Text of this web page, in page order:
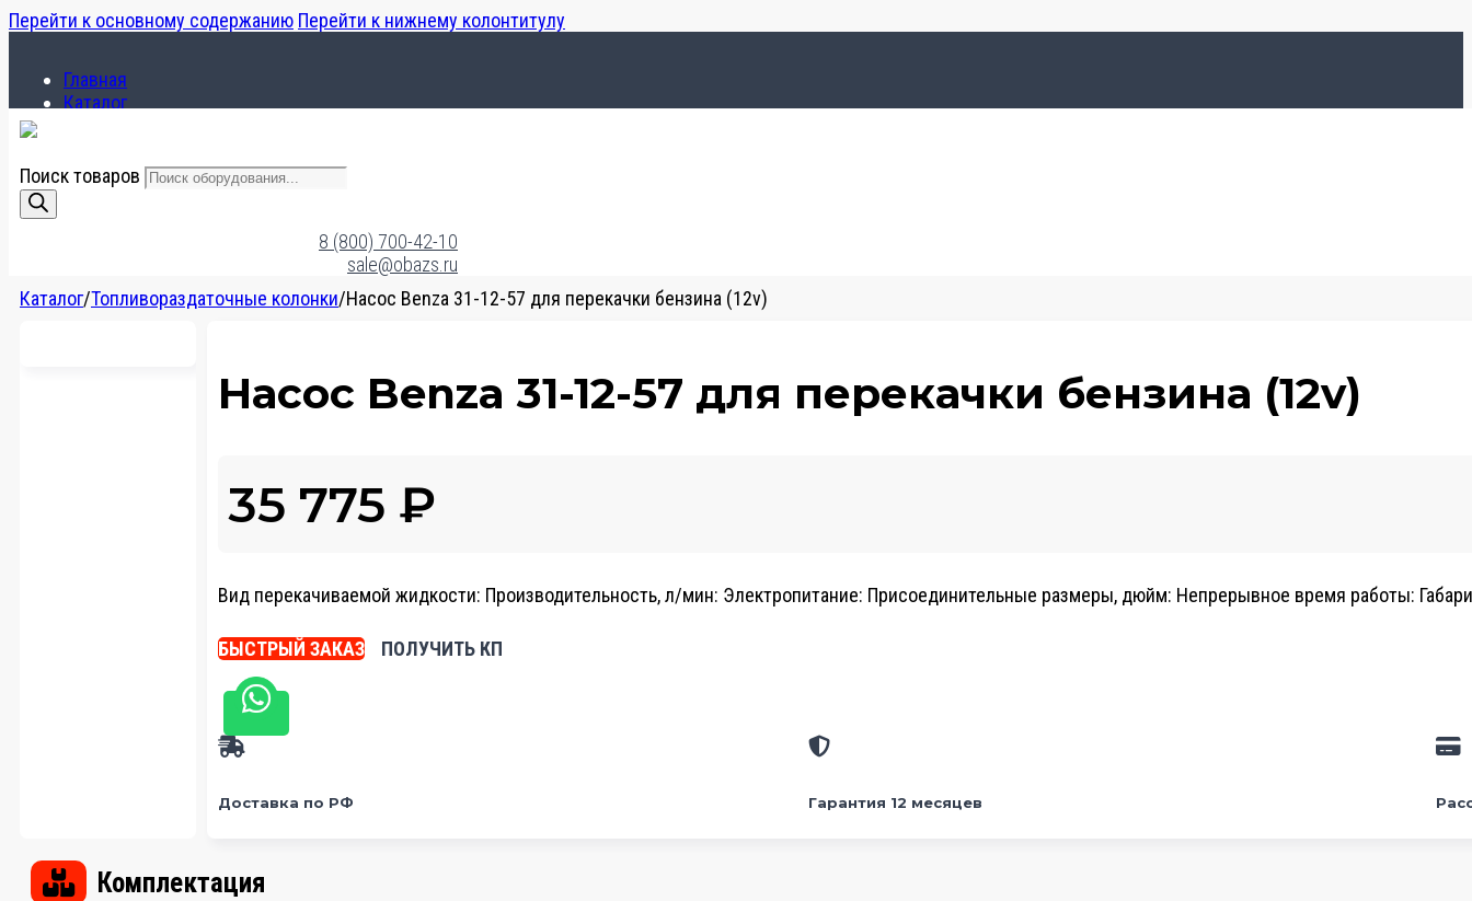
Перейти к основному содержанию Перейти к нижнему колонтитулу
Главная
Каталог
Поиск товаров
8 (800) 700-42-10
sale@obazs.ru
Каталог/Топливораздаточные колонки/Насос Benza 31-12-57 для перекачки бензина (12v)
Насос Benza 31-12-57 для перекачки бензина (12v)
35 775 ₽
Вид перекачиваемой жидкости: Производительность, л/мин: Электропитание: Присоединительные размеры, дюйм: Непрерывное время работы:
БЫСТРЫЙ ЗАКАЗ ПОЛУЧИТЬ КП
Доставка по РФ Гарантия 12 месяцев
Комплектация